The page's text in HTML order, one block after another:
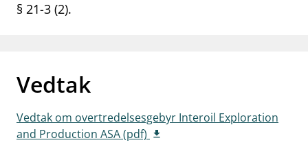
§ 21-3 (2).
Vedtak
Vedtak om overtredelsesgebyr Interoil Exploration
and Production ASA (pdf)